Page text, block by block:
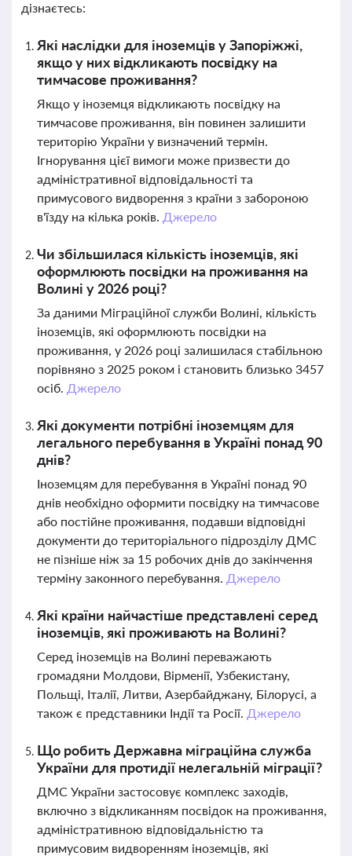
дізнаєтесь:
Які наслідки для іноземців у Запоріжжі,
якщо у них відкликають посвідку на
тимчасове проживання?
Якщо у іноземця відкликають посвідку на
тимчасове проживання, він повинен залишити
територію України у визначений термін.
Ігнорування цієї вимоги може призвести до
адміністративної відповідальності та
примусового видворення з країни з забороною
в'їзду на кілька років. Джерело
Чи збільшилася кількість іноземців, які
оформлюють посвідки на проживання на
Волині у 2026 році?
За даними Міграційної служби Волині, кількість
іноземців, які оформлюють посвідки на
проживання, у 2026 році залишилася стабільною
порівняно з 2025 роком і становить близько 3457
осіб. Джерело
Які документи потрібні іноземцям для
легального перебування в Україні понад 90
днів?
Іноземцям для перебування в Україні понад 90
днів необхідно оформити посвідку на тимчасове
або постійне проживання, подавши відповідні
документи до територіального підрозділу ДМС
не пізніше ніж за 15 робочих днів до закінчення
терміну законного перебування. Джерело
Які країни найчастіше представлені серед
іноземців, які проживають на Волині?
Серед іноземців на Волині переважають
громадяни Молдови, Вірменії, Узбекистану,
Польщі, Італії, Литви, Азербайджану, Білорусі, а
також є представники Індії та Росії. Джерело
Що робить Державна міграційна служба
України для протидії нелегальній міграції?
ДМС України застосовує комплекс заходів,
включно з відкликанням посвідок на проживання,
адміністративною відповідальністю та
примусовим видворенням іноземців, які